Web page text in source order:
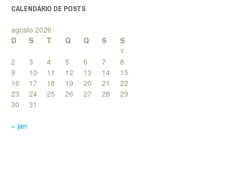
CALENDÁRIO DE POSTS
agosto 2026
D
S T Q Q S
S
1
2
3 4 5 6 7
8
9
10 11 12 13 14
15
16
17 18 19 20 21
22
23
24 25 26 27 28
29
30
31
« jan